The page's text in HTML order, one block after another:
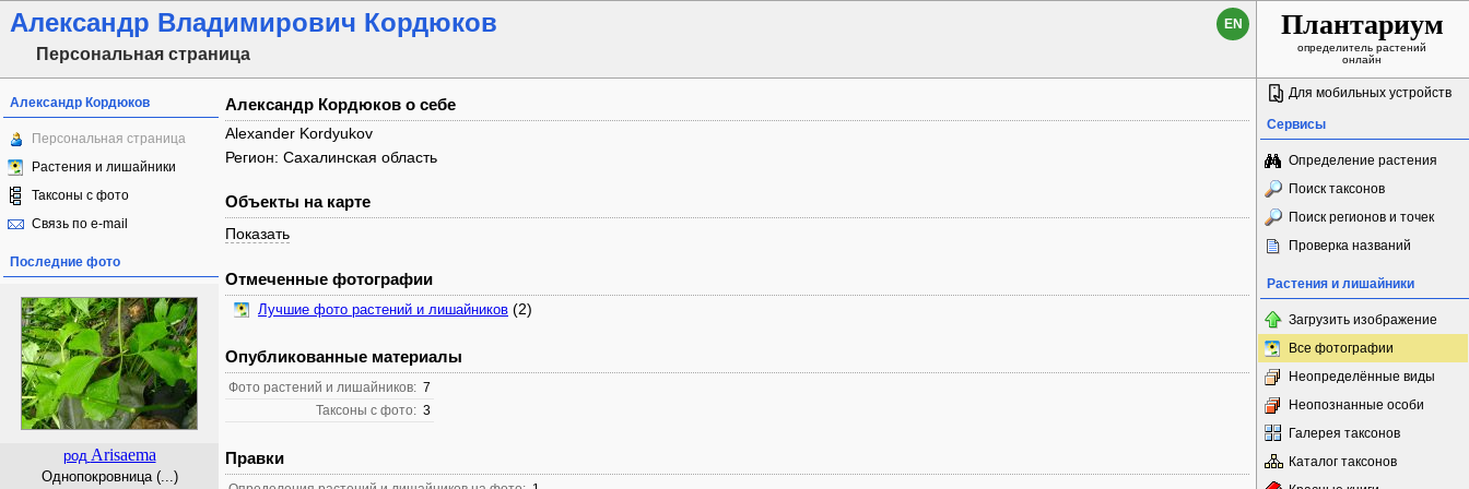
Александр Владимирович Кордюков
Персональная страница
EN Плантариум
определитель растений
онлайн
Александр Кордюков
Персональная страница
Растения и лишайники
Таксоны с фото
Связь по e-mail
Последние фото
род Arisaema
Однопокровница (...)
Александр Кордюков о себе
Alexander Kordyukov
Регион: Сахалинская область
Объекты на карте
Показать
Отмеченные фотографии
Лучшие фото растений и лишайников (2)
Опубликованные материалы
Фото растений и лишайников: 7
Таксоны с фото: 3
Правки
Для мобильных устройств
Сервисы
Определение растения
Поиск таксонов
Поиск регионов и точек
Проверка названий
Растения и лишайники
Загрузить изображение
Все фотографии
Неопределённые виды
Неопознанные особи
Галерея таксонов
Каталог таксонов